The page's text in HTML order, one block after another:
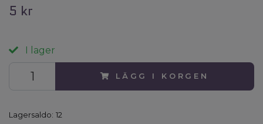
5 kr
I lager
LÄGG I KORGEN
Lagersaldo: 12